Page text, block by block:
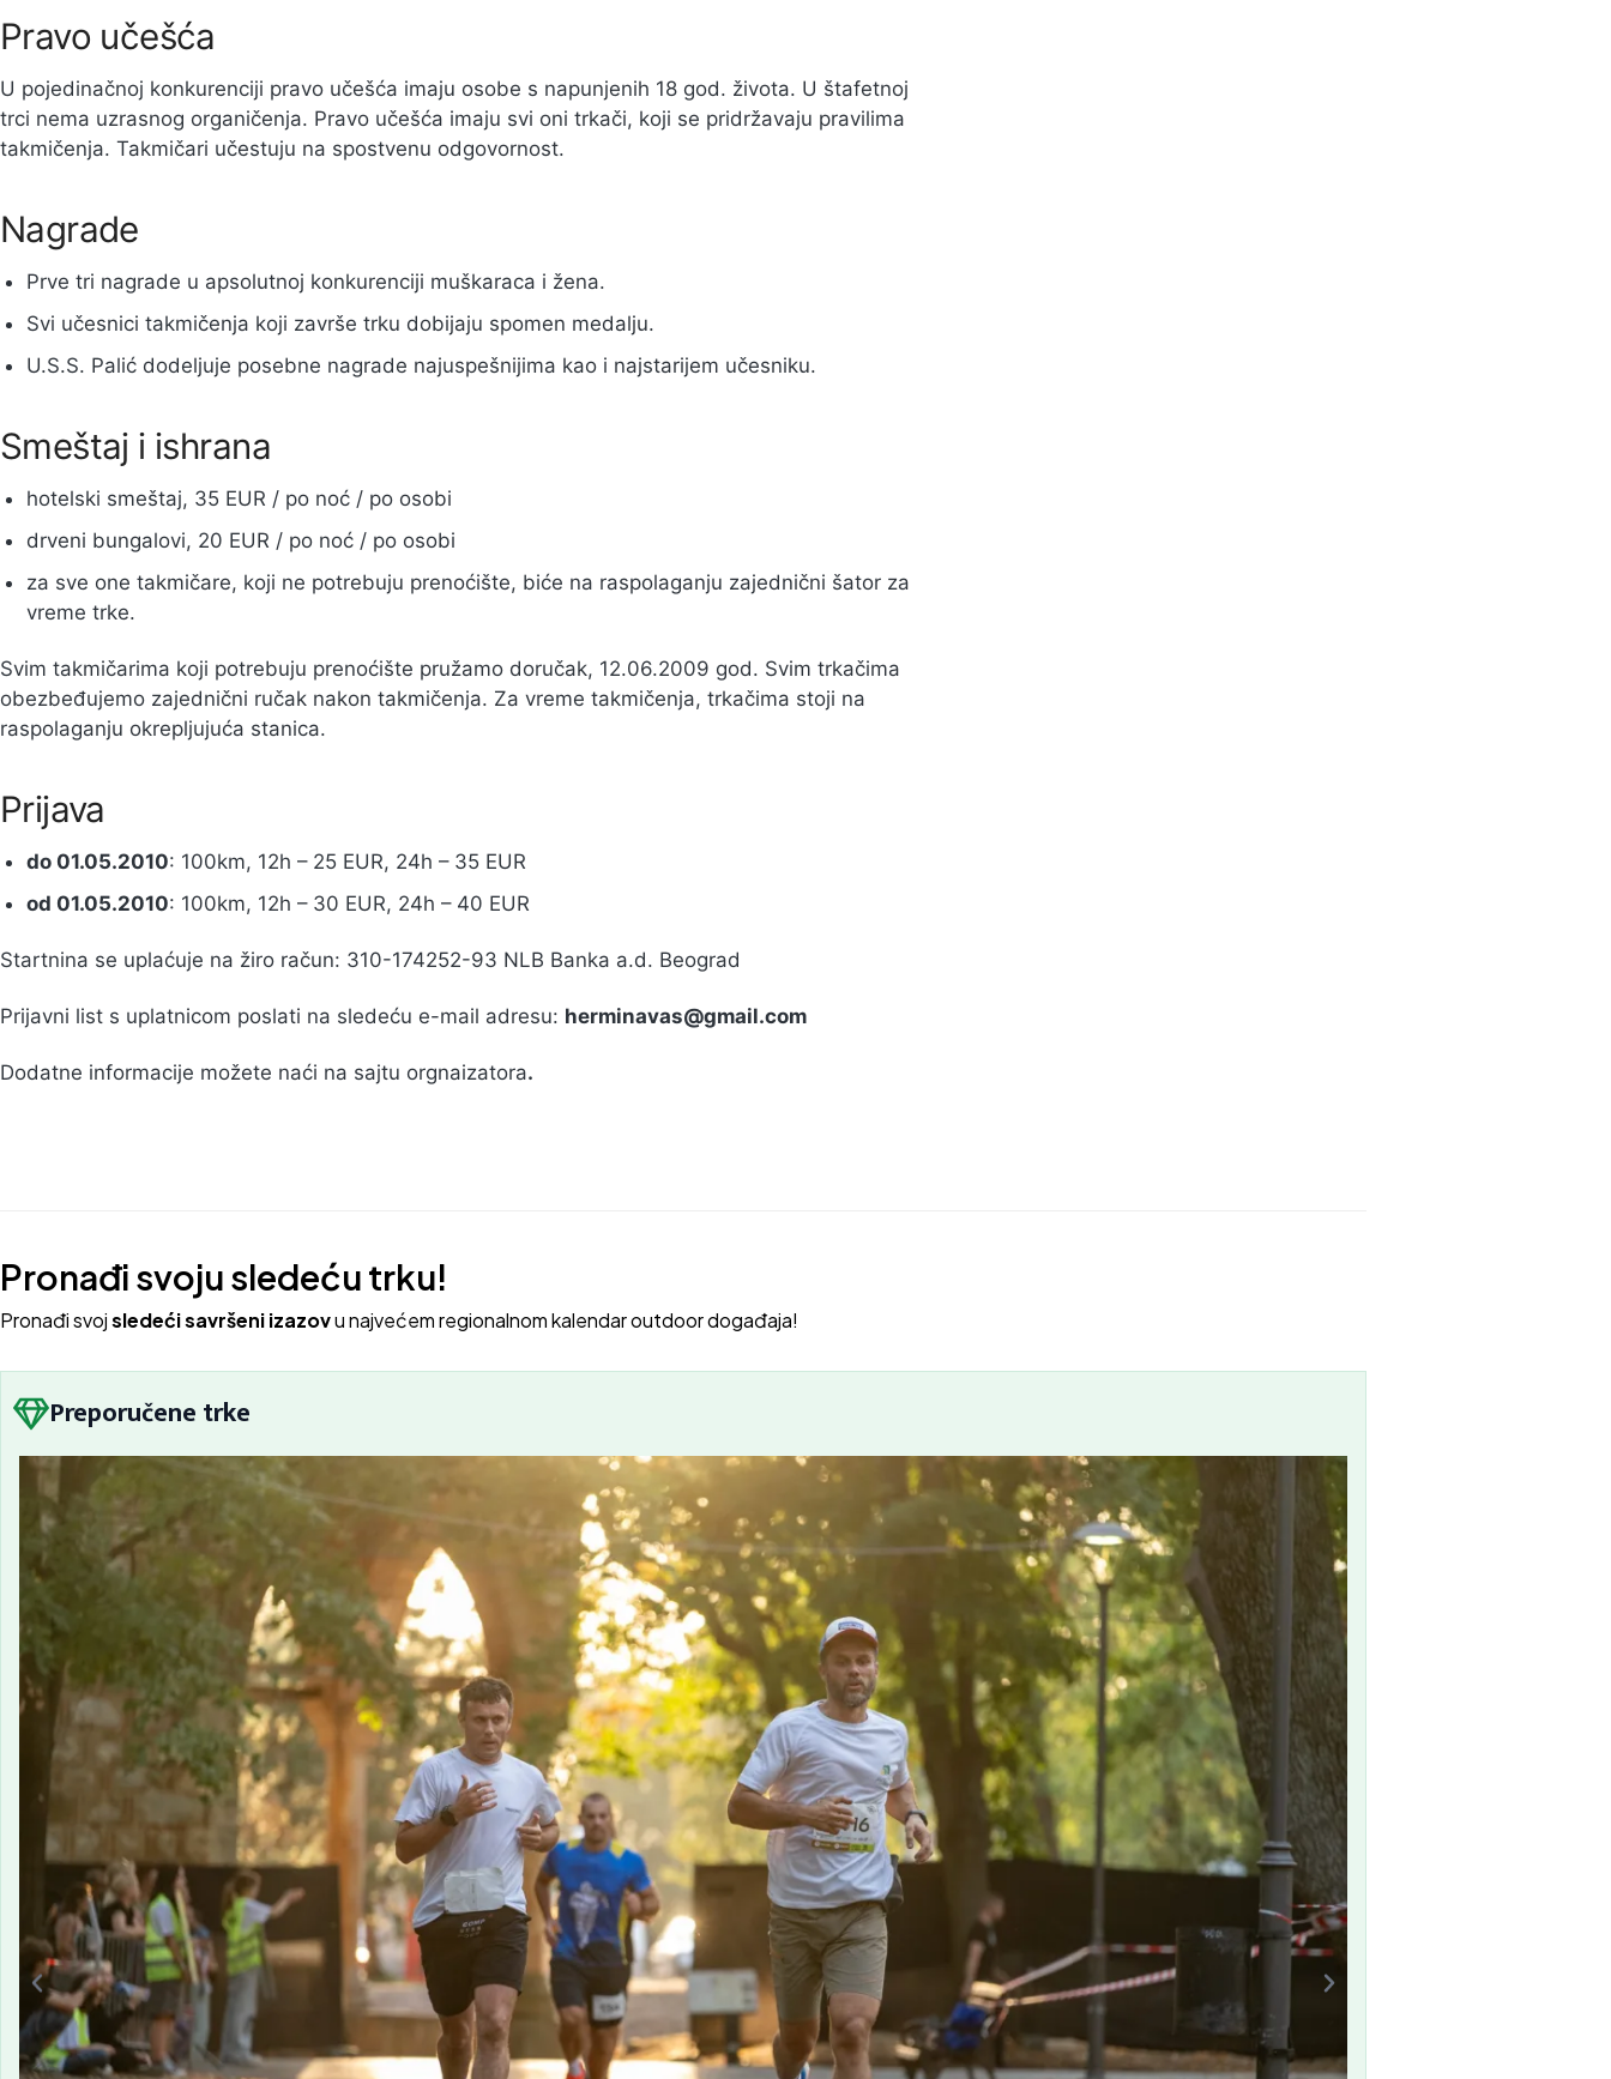
Pravo učešća
U pojedinačnoj konkurenciji pravo učešća imaju osobe s napunjenih 18 god. života. U štafetnoj
trci nema uzrasnog organičenja. Pravo učešća imaju svi oni trkači, koji se pridržavaju pravilima
takmičenja. Takmičari učestuju na spostvenu odgovornost.
Nagrade
Prve tri nagrade u apsolutnoj konkurenciji muškaraca i žena.
Svi učesnici takmičenja koji završe trku dobijaju spomen medalju.
U.S.S. Palić dodeljuje posebne nagrade najuspešnijima kao i najstarijem učesniku.
Smeštaj i ishrana
hotelski smeštaj, 35 EUR / po noć / po osobi
drveni bungalovi, 20 EUR / po noć / po osobi
za sve one takmičare, koji ne potrebuju prenoćište, biće na raspolaganju zajednični šator za
vreme trke.
Svim takmičarima koji potrebuju prenoćište pružamo doručak, 12.06.2009 god. Svim trkačima
obezbeđujemo zajednični ručak nakon takmičenja. Za vreme takmičenja, trkačima stoji na
raspolaganju okrepljujuća stanica.
Prijava
do 01.05.2010: 100km, 12h – 25 EUR, 24h – 35 EUR
od 01.05.2010: 100km, 12h – 30 EUR, 24h – 40 EUR
Startnina se uplaćuje na žiro račun: 310-174252-93 NLB Banka a.d. Beograd
Prijavni list s uplatnicom poslati na sledeću e-mail adresu: herminavas@gmail.com
Dodatne informacije možete naći na sajtu orgnaizatora.
Pronađi svoju sledeću trku!
Pronađi svojsledeći savršeni izazovu najvećem regionalnom kalendar outdoor događaja!
Preporučene trke